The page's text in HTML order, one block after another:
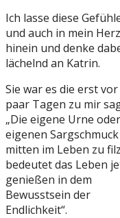
Ich lasse diese
und auch in mein Herz
hinein und denke
lächelnd an Katrin.
Sie war es die erst
paar Tagen zu mir
„Die eigene Urne
eigenen Sargschmuck
mitten im Leben zu
bedeutet das Leben
genießen in dem
Bewusstsein der
Endlichkeit“.